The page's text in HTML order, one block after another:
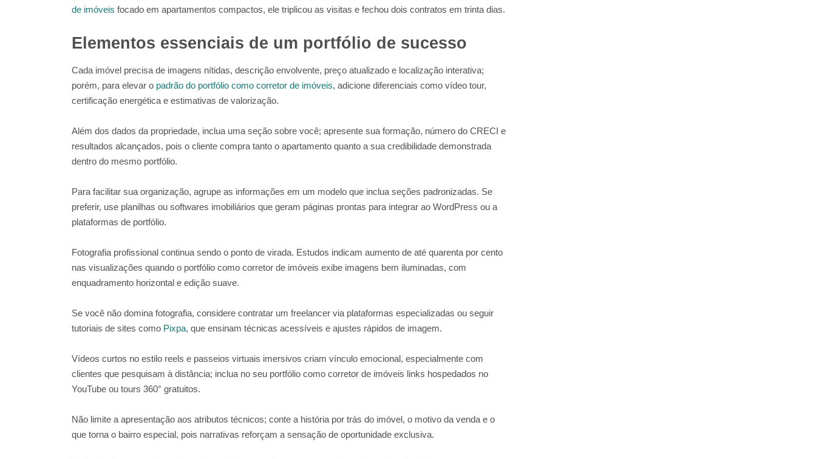
de imóveis focado em apartamentos compactos, ele triplicou as visitas e fechou dois contratos em trinta dias.
Elementos essenciais de um portfólio de sucesso
Cada imóvel precisa de imagens nítidas, descrição envolvente, preço atualizado e localização interativa;
porém, para elevar o padrão do portfólio como corretor de imóveis, adicione diferenciais como vídeo tour,
certificação energética e estimativas de valorização.
Além dos dados da propriedade, inclua uma seção sobre você; apresente sua formação, número do CRECI e
resultados alcançados, pois o cliente compra tanto o apartamento quanto a sua credibilidade demonstrada
dentro do mesmo portfólio.
Para facilitar sua organização, agrupe as informações em um modelo que inclua seções padronizadas. Se
preferir, use planilhas ou softwares imobiliários que geram páginas prontas para integrar ao WordPress ou a
plataformas de portfólio.
Fotografia profissional continua sendo o ponto de virada. Estudos indicam aumento de até quarenta por cento
nas visualizações quando o portfólio como corretor de imóveis exibe imagens bem iluminadas, com
enquadramento horizontal e edição suave.
Se você não domina fotografia, considere contratar um freelancer via plataformas especializadas ou seguir
tutoriais de sites como Pixpa, que ensinam técnicas acessíveis e ajustes rápidos de imagem.
Vídeos curtos no estilo reels e passeios virtuais imersivos criam vínculo emocional, especialmente com
clientes que pesquisam à distância; inclua no seu portfólio como corretor de imóveis links hospedados no
YouTube ou tours 360° gratuitos.
Não limite a apresentação aos atributos técnicos; conte a história por trás do imóvel, o motivo da venda e o
que torna o bairro especial, pois narrativas reforçam a sensação de oportunidade exclusiva.